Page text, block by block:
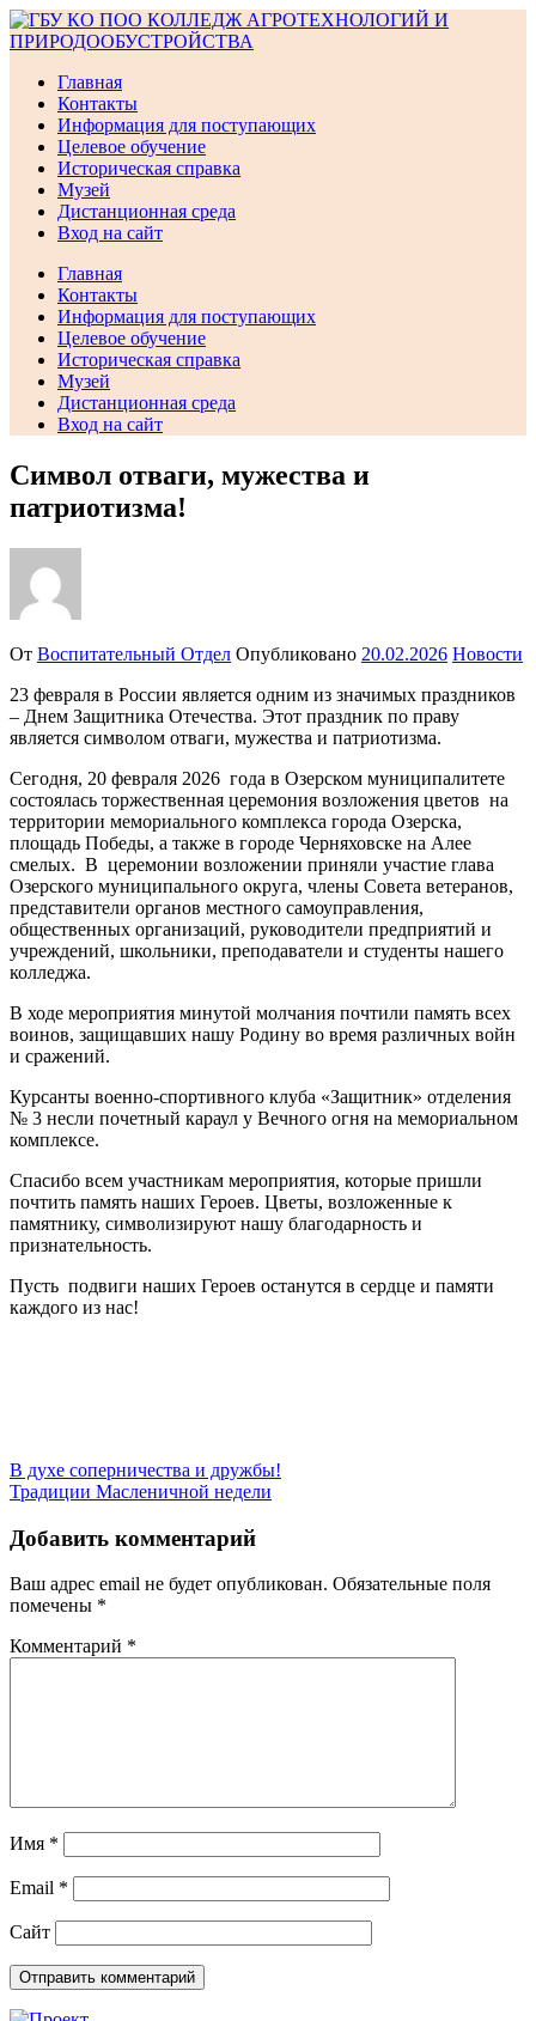
Перейти
к
Главная
Контакты
Информация для поступающих
Целевое обучение
Историческая справка
Музей
Дистанционная среда
Вход на сайт
Главная
Контакты
Информация для поступающих
Целевое обучение
Историческая справка
Музей
Дистанционная среда
Вход на сайт
Символ отваги, мужества и
патриотизма!
От Воспитательный Отдел Опубликовано 20.02.2026 Новости
23 февраля в России является одним из значимых праздников
– Днем Защитника Отечества. Этот праздник по праву
является символом отваги, мужества и патриотизма.
Сегодня, 20 февраля 2026 года в Озерском муниципалитете
состоялась торжественная церемония возложения цветов на
территории мемориального комплекса города Озерска,
площадь Победы, а также в городе Черняховске на Алее
смелых. В церемонии возложении приняли участие глава
Озерского муниципального округа, члены Совета ветеранов,
представители органов местного самоуправления,
общественных организаций, руководители предприятий и
учреждений, школьники, преподаватели и студенты нашего
колледжа.
В ходе мероприятия минутой молчания почтили память всех
воинов, защищавших нашу Родину во время различных войн
и сражений.
Курсанты военно-спортивного клуба «Защитник» отделения
№ 3 несли почетный караул у Вечного огня на мемориальном
комплексе.
Спасибо всем участникам мероприятия, которые пришли
почтить память наших Героев. Цветы, возложенные к
памятнику, символизируют нашу благодарность и
признательность.
Пусть подвиги наших Героев останутся в сердце и памяти
каждого из нас!
Навигация
по
записям
В духе соперничества и дружбы!
Традиции Масленичной недели
Добавить комментарий
Ваш адрес email не будет опубликован. Обязательные поля
помечены *
Комментарий *
Имя *
Email *
Сайт